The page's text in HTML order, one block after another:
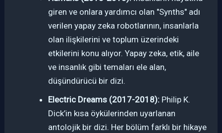
giren ve onlara yardımcı olan "Synths" adı
verilen yapay zeka robotlarının, insanlarla
olan ilişkilerini ve toplum üzerindeki
etkilerini konu alıyor. Yapay zeka, etik, aile
ve insanlık gibi temaları ele alan,
düşündürücü bir dizi.
Electric Dreams (2017-2018): Philip K.
Dick’in kısa öykülerinden uyarlanan
antolojik bir dizi. Her bölüm farklı bir hikaye